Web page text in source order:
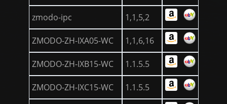
zmodo-ipc 1,1,5,2
ZMODO-ZH-IXA05-WC 1,1,6,16
ZMODO-ZH-IXB15-WC 1.1.5.5
ZMODO-ZH-IXC15-WC 1.1.5.5